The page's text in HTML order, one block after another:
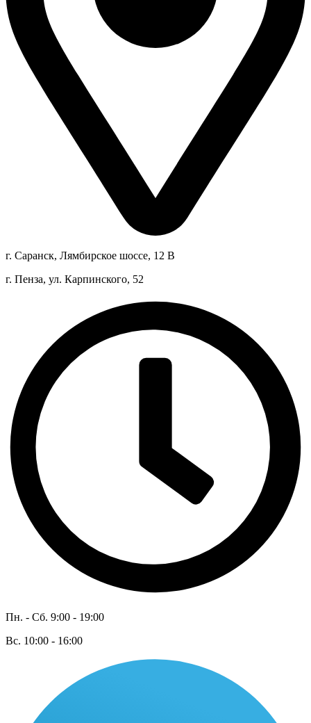
г. Саранск, Лямбирское шоссе, 12 В
г. Пенза, ул. Карпинского, 52
Пн. - Сб. 9:00 - 19:00
Вс. 10:00 - 16:00